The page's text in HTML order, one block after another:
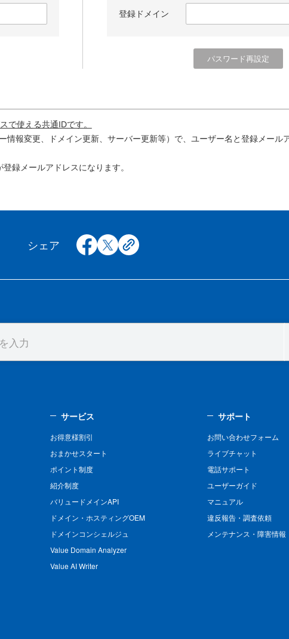
登録ドメイン
で使える共通IDです。
情報変更、ドメイン更新、サーバー更新等）で、ユーザー名と登録メール
録メールアドレスになります。
シェア facebook
x copy
サービス
お得意様割引
おまかせスタート
ポイント制度
紹介制度
バリュードメインAPI
ドメイン・ホスティングOEM
ドメインコンシェルジュ
Value Domain Analyzer
Value AI Writer
サポート
お問い合わせフォーム
ライブチャット
電話サポート
ユーザーガイド
マニュアル
違反報告・調査依頼
メンテナンス・障害情報